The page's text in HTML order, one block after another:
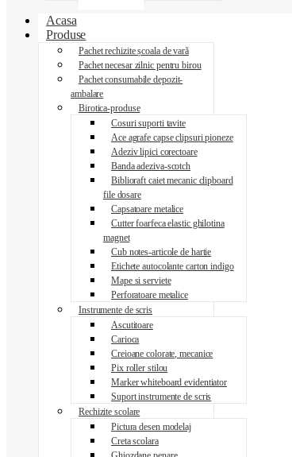
Acasa
Produse
Pachet rechizite școala de vară
Pachet necesar zilnic pentru birou
Pachet consumabile depozit-
ambalare
Birotica-produse
Cosuri suporti tavite
Ace agrafe capse clipsuri pioneze
Adeziv lipici corectoare
Banda adeziva-scotch
Biblioraft caiet mecanic clipboard
file dosare
Capsatoare metalice
Cutter foarfeca elastic ghilotina
magnet
Cub notes-articole de hartie
Etichete autocolante carton indigo
Mape si serviete
Perforatoare metalice
Instrumente de scris
Ascutitoare
Carioca
Creioane colorate, mecanice
Pix roller stilou
Marker whiteboard evidentiator
Suport instrumente de scris
Rechizite scolare
Pictura desen modelaj
Creta scolara